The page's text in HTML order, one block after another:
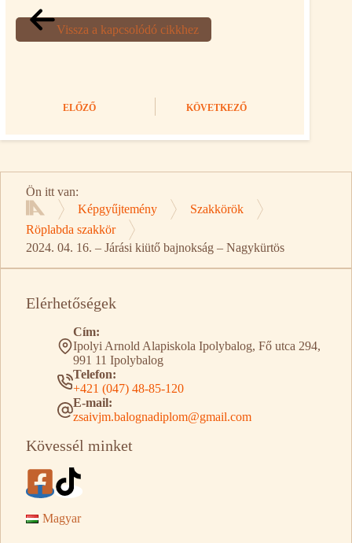
Vissza a kapcsolódó cikkhez
ELŐZŐ KÖVETKEZŐ
Ön itt van:
Kezdőlap
Képgyűjtemény
Szakkörök
Röplabda szakkör
2024. 04. 16. – Járási kiütő bajnokság – Nagykürtös
Elérhetőségek
Cím:
Ipolyi Arnold Alapiskola Ipolybalog, Fő utca 294,
991 11 Ipolybalog
Telefon:
+421 (047) 48-85-120
E-mail:
zsaivjm.balognadiplom@gmail.com
Kövessél minket
Magyar